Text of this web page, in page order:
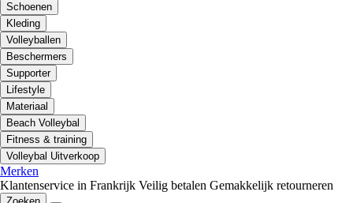
Schoenen
Kleding
Volleyballen
Beschermers
Supporter
Lifestyle
Materiaal
Beach Volleybal
Fitness & training
Volleybal Uitverkoop
Merken
Klantenservice in Frankrijk Veilig betalen Gemakkelijk retourneren